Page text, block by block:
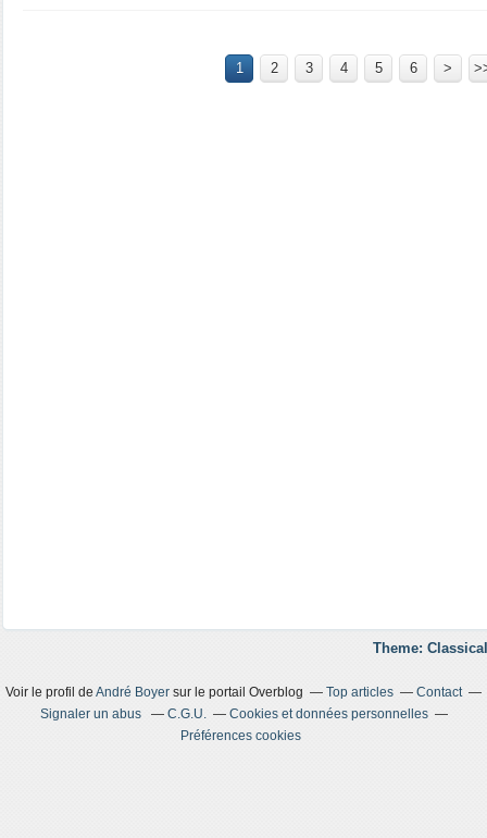
1 2 3 4 5 6 >
Theme:
Voir le profil de André Boyer sur le portail Overblog Top articles
Contact
Signaler un abus
C.G.U.
Cookies et données personnelles
Préférences cookies